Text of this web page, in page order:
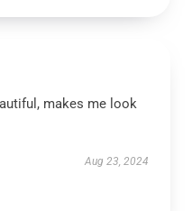
makes me look
Aug 23, 2024